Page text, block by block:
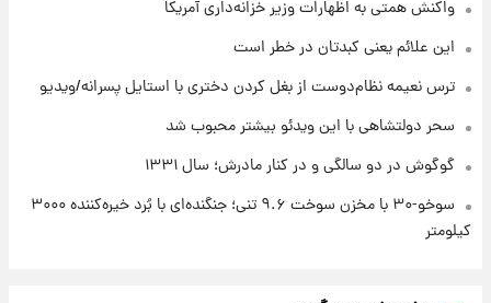
واکنش همتی به اظهارات وزیر خزانه‌داری آمریکا
این علائم یعنی کبدتان در خطر است
ترس نعیمه نظام‌دوست از بغل کردن دختری با استایل پسرانه/ویدیو
سحر دولتشاهی با این ویدئو بیشتر محبوب شد
گوگوش در دو سالگی و در کنار مادرش؛ سال ۱۳۳۱
سوخو-۳۰ با مخزن سوخت ۹.۶ تنی؛ جنگنده‌ای با بُرد خیره‌کننده ۳۰۰۰
کیلومتر